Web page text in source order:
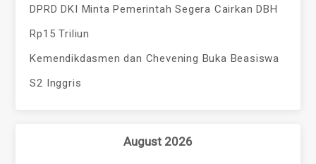
DPRD DKI Minta Pemerintah Segera Cairkan DBH
Rp15 Triliun
Kemendikdasmen dan Chevening Buka Beasiswa
S2 Inggris
August 2026